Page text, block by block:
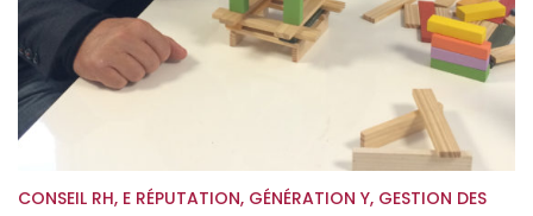
CONSEIL RH, E RÉPUTATION, GÉNÉRATION Y, GESTION DES